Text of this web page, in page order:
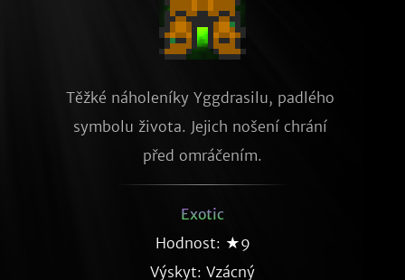
Těžké náholeníky Yggdrasilu, padlého
symbolu života. Jejich nošení chrání
před omráčením.
Exotic
Hodnost: ★9
Výskyt: Vzácný